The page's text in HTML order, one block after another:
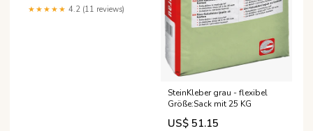
★★★★★ 4.2 (11 reviews)
SteinKleber grau - flexibel
Größe:Sack mit 25 KG
US$ 51.15